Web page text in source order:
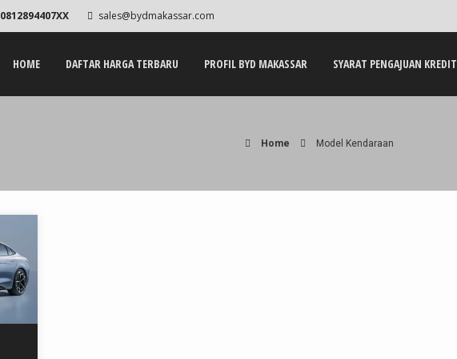
0812894407XX sales@bydmakassar.com
HOME DAFTAR HARGA TERBARU PROFIL BYD MAKASSAR SYARAT PENGAJUAN KREDIT
Home Model Kendaraan